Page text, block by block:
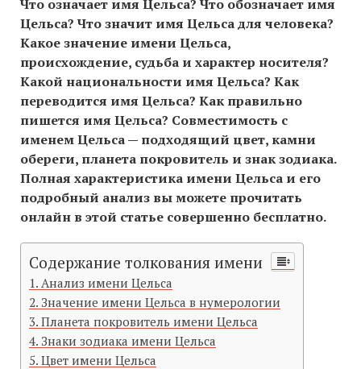
Что означает имя Цельса? Что обозначает имя
Цельса? Что значит имя Цельса для человека?
Какое значение имени Цельса,
происхождение, судьба и характер носителя?
Какой национальности имя Цельса? Как
переводится имя Цельса? Как правильно
пишется имя Цельса? Совместимость c
именем Цельса — подходящий цвет, камни
обереги, планета покровитель и знак зодиака.
Полная характеристика имени Цельса и его
подробный анализ вы можете прочитать
онлайн в этой статье совершенно бесплатно.
Содержание толкования имени
Анализ имени Цельса
Значение имени Цельса в нумерологии
Планета покровитель имени Цельса
Знаки зодиака имени Цельса
Цвет имени Цельса